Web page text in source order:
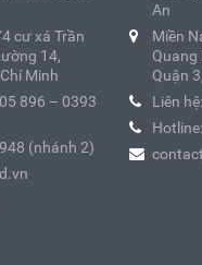
cư xá Trần
14,
Minh
896 – 0393
(nhánh 2)
An
Miền
Quang
Quận
Liên